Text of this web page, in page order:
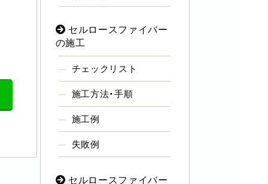
セルロースファイバー
の施工
チェックリスト
施工方法・手順
施工例
失敗例
セルロースファイバー